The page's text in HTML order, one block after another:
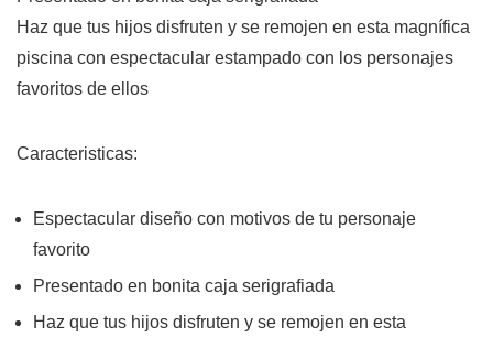
Haz que tus hijos disfruten y se remojen en esta magnífica
piscina con espectacular estampado con los personajes
favoritos de ellos
Caracteristicas:
Espectacular diseño con motivos de tu personaje
favorito
Presentado en bonita caja serigrafiada
Haz que tus hijos disfruten y se remojen en esta